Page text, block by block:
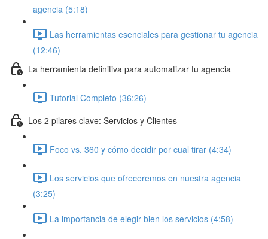
agencia (5:18)
Las herramientas esenciales para gestionar tu agencia
(12:46)
La herramienta definitiva para automatizar tu agencia
Tutorial Completo (36:26)
Los 2 pilares clave: Servicios y Clientes
Foco vs. 360 y cómo decidir por cual tirar (4:34)
Los servicios que ofreceremos en nuestra agencia
(3:25)
La importancia de elegir bien los servicios (4:58)